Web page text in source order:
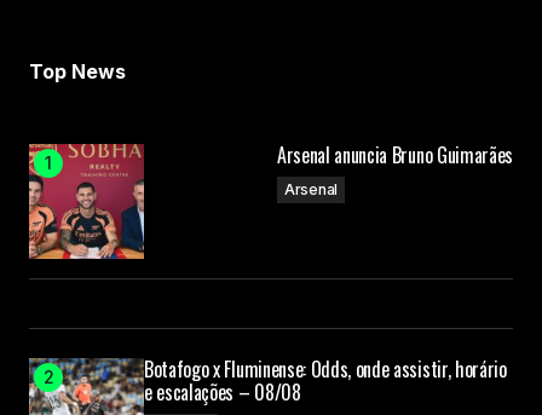
Top News
Arsenal anuncia Bruno Guimarães
Arsenal
Botafogo x Fluminense: Odds, onde assistir, horário
e escalações – 08/08